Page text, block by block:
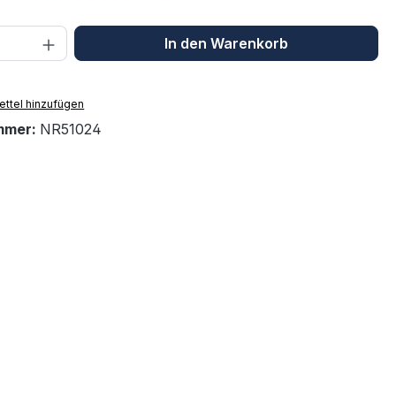
Anzahl: Gib den gewünschten Wert
In den Warenkorb
hinzufügen
NR51024